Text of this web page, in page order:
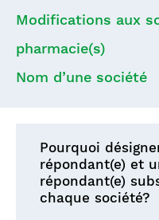
Modifications aux
pharmacie(s)
Nom d’une société
Pourquoi
répondant(e) et
répondant(e)
chaque société?